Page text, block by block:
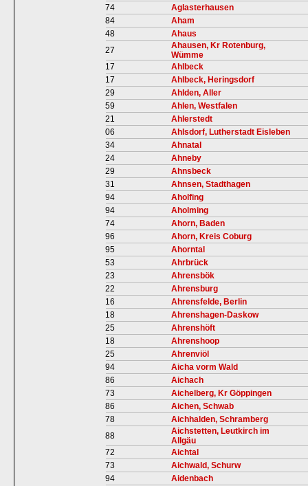
74
Aglasterhausen
84
Aham
48
Ahaus
27
Ahausen, Kr Rotenburg,
Wümme
17
Ahlbeck
17
Ahlbeck, Heringsdorf
29
Ahlden, Aller
59
Ahlen, Westfalen
21
Ahlerstedt
06
Ahlsdorf, Lutherstadt Eisleben
34
Ahnatal
24
Ahneby
29
Ahnsbeck
31
Ahnsen, Stadthagen
94
Aholfing
94
Aholming
74
Ahorn, Baden
96
Ahorn, Kreis Coburg
95
Ahorntal
53
Ahrbrück
23
Ahrensbök
22
Ahrensburg
16
Ahrensfelde, Berlin
18
Ahrenshagen-Daskow
25
Ahrenshöft
18
Ahrenshoop
25
Ahrenviöl
94
Aicha vorm Wald
86
Aichach
73
Aichelberg, Kr Göppingen
86
Aichen, Schwab
78
Aichhalden, Schramberg
88
Aichstetten, Leutkirch im
Allgäu
72
Aichtal
73
Aichwald, Schurw
94
Aidenbach